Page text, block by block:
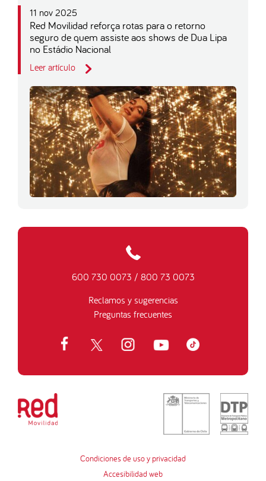
11 nov 2025
Red Movilidad reforça rotas para o retorno
seguro de quem assiste aos shows de Dua Lipa
no Estádio Nacional
Leer artículo
600 730 0073 / 800 73 0073
Reclamos y sugerencias
Preguntas frecuentes
Condiciones de uso y privacidad
Accesibilidad web